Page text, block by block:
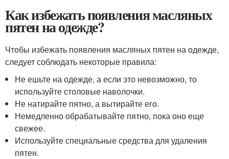
Как избежать появления масляных
пятен на одежде?
Чтобы избежать появления масляных пятен на одежде,
следует соблюдать некоторые правила:
Не ешьте на одежде, а если это невозможно, то
используйте столовые наволочки.
Не натирайте пятно, а вытирайте его.
Немедленно обрабатывайте пятно, пока оно еще
свежее.
Используйте специальные средства для удаления
пятен.